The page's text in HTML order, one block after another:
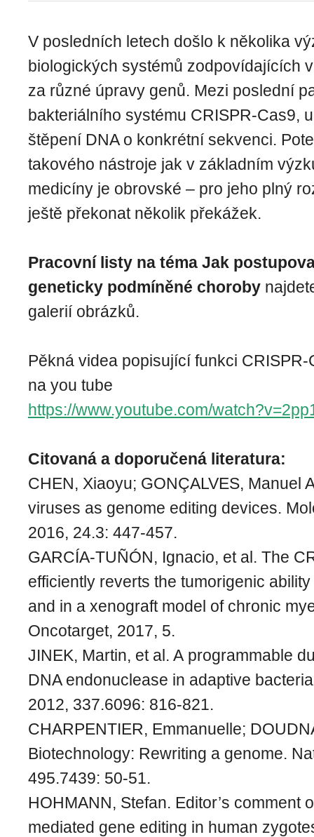
V posledních letech došlo k několika
biologických systémů zodpovídajících
za různé úpravy genů. Mezi poslední
bakteriálního systému CRISPR-Cas9,
štěpení DNA o konkrétní sekvenci.
takového nástroje jak v základním
medicíny je obrovské – pro jeho plný
ještě překonat několik překážek.
Pracovní listy na téma Jak
geneticky podmíněné choroby
galerií obrázků.
Pěkná videa popisující funkci
na you tube
https://www.youtube.com/
Citovaná a doporučená literatura:
CHEN, Xiaoyu; GONÇALVES, Manuel
viruses as genome editing devices.
2016, 24.3: 447-457.
GARCÍA-TUÑÓN, Ignacio, et al. The
efficiently reverts the tumorigenic
and in a xenograft model of chronic
Oncotarget, 2017, 5.
JINEK, Martin, et al. A programmable
DNA endonuclease in adaptive
2012, 337.6096: 816-821.
CHARPENTIER, Emmanuelle;
Biotechnology: Rewriting a genome.
495.7439: 50-51.
HOHMANN, Stefan. Editor’s comment
mediated gene editing in human